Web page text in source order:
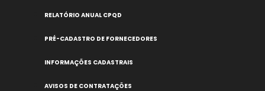
RELATÓRIO ANUAL CPQD
PRÉ-CADASTRO DE FORNECEDORES
INFORMAÇÕES CADASTRAIS
AVISOS DE CONTRATAÇÕES